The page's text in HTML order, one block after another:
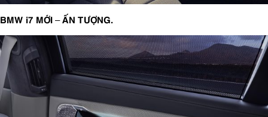
BMW i7 MỚI – ẤN TƯỢNG.